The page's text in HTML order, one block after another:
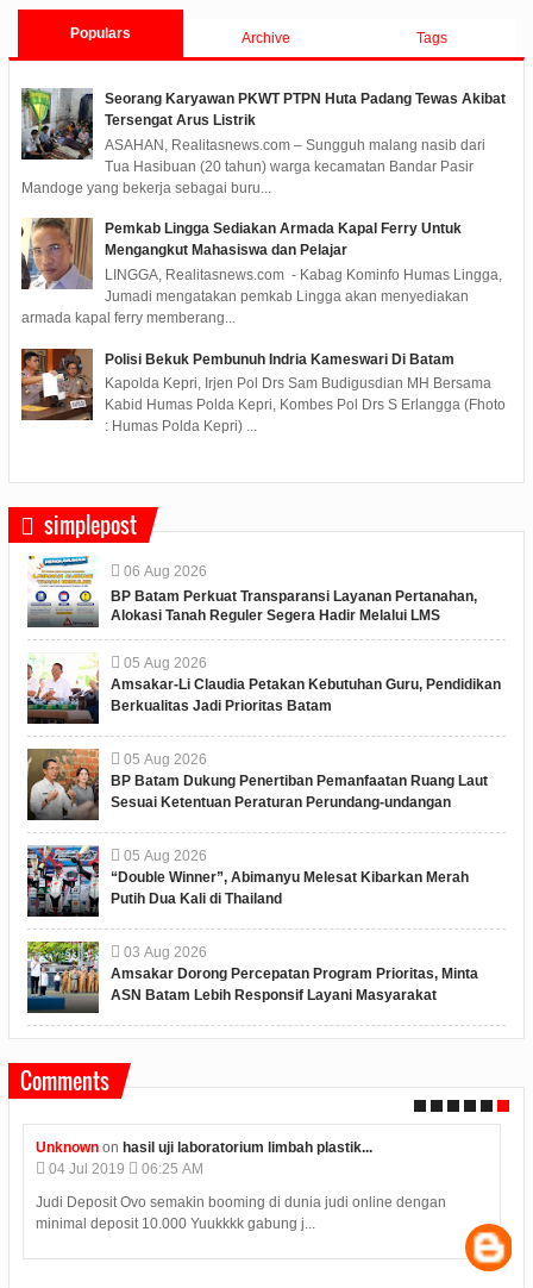
Populars Archive Tags
Seorang Karyawan PKWT PTPN Huta Padang Tewas Akibat
Tersengat Arus Listrik
ASAHAN, Realitasnews.com – Sungguh malang nasib dari
Tua Hasibuan (20 tahun) warga kecamatan Bandar Pasir
Mandoge yang bekerja sebagai buru...
Pemkab Lingga Sediakan Armada Kapal Ferry Untuk
Mengangkut Mahasiswa dan Pelajar
LINGGA, Realitasnews.com - Kabag Kominfo Humas Lingga,
Jumadi mengatakan pemkab Lingga akan menyediakan
armada kapal ferry memberang...
Polisi Bekuk Pembunuh Indria Kameswari Di Batam
Kapolda Kepri, Irjen Pol Drs Sam Budigusdian MH Bersama
Kabid Humas Polda Kepri, Kombes Pol Drs S Erlangga (Fhoto
: Humas Polda Kepri) ...
simplepost
06 Aug 2026
BP Batam Perkuat Transparansi Layanan Pertanahan,
Alokasi Tanah Reguler Segera Hadir Melalui LMS
05 Aug 2026
Amsakar-Li Claudia Petakan Kebutuhan Guru, Pendidikan
Berkualitas Jadi Prioritas Batam
05 Aug 2026
BP Batam Dukung Penertiban Pemanfaatan Ruang Laut
Sesuai Ketentuan Peraturan Perundang-undangan
05 Aug 2026
“Double Winner”, Abimanyu Melesat Kibarkan Merah
Putih Dua Kali di Thailand
03 Aug 2026
Amsakar Dorong Percepatan Program Prioritas, Minta
ASN Batam Lebih Responsif Layani Masyarakat
Comments
Unknownon hasil uji laboratorium limbah plastik...
04 Jul 2019
06:25 AM
Judi Deposit Ovo semakin booming di dunia judi online dengan
minimal deposit 10.000 Yuukkkk gabung j...